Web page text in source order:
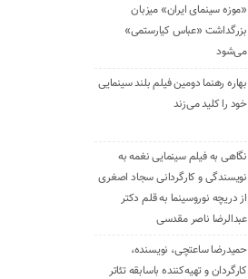
«موزه سینمای ایران» میزبان
بزرگداشت «عباس کیارستمی»
می‌شود
بهاره رهنما دومین فیلم بلند سینمایی
خود را کلید می‌زند
نگاهی به فیلم سینمایی نغمه به
نویسندگی و کارگردانی سجاد اصغری
از دریچه نوروسینما به قلم دکتر
عبدالرضا ناصر مقدسی
حمیدرضا ساعتچی، نویسنده،
کارگردان و تهیه‌کننده باسابقه تئاتر